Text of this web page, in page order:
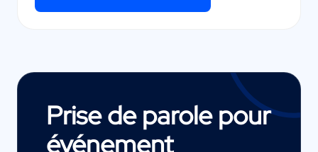
Prise de parole pour
événement